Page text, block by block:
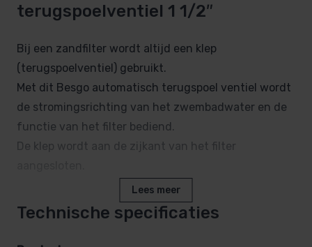
terugspoelventiel 1 1/2″
Bij een zandfilter wordt altijd een klep
(terugspoelventiel) gebruikt.
Met dit Besgo automatisch terugspoel ventiel wordt
de stromingsrichting van het zwembadwater en de
functie van het filter bediend.
De klep wordt aan de zijkant van het filter
Het Besgo automatische terugspoelventiel heeft
Lees meer
Technische specificaties